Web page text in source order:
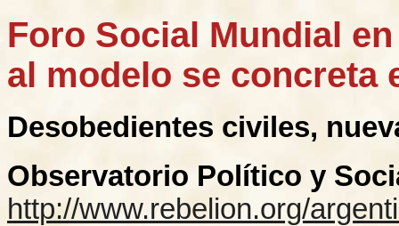
Foro Social Mundial
al modelo se concreta
Desobedientes civiles,
Observatorio Político y
http://www.rebelion.org/